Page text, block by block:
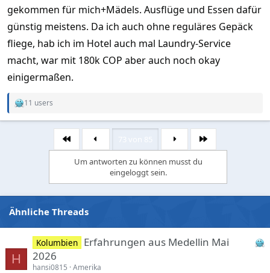
gekommen für mich+Mädels. Ausflüge und Essen dafür
günstig meistens. Da ich auch ohne reguläres Gepäck
fliege, hab ich im Hotel auch mal Laundry-Service
macht, war mit 180k COP aber auch noch okay
einigermaßen.
R
11 users
Erste
Letzte
Um antworten zu können musst du
eingeloggt sein.
Ähnliche Threads
H
Kolumbien Erfahrungen aus Medellin Mai
2026
hansi0815 Amerika